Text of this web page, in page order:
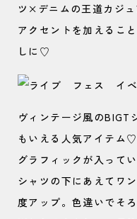
ツ×デニムの王道カジ
アクセントを加えるこ
しに♡
ヴィンテージ風のBIGT
もいえる人気アイテム
グラフィックが入って
シャツの下にあえてワ
度アップ。色違いでそ